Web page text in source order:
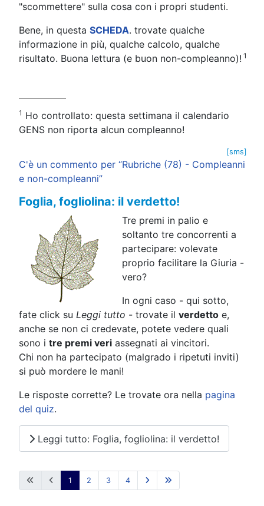
"scommettere" sulla cosa con i propri studenti.
Bene, in questa SCHEDA. trovate qualche
informazione in più, qualche calcolo, qualche
risultato. Buona lettura (e buon non-compleanno)! 1
1 Ho controllato: questa settimana il calendario
GENS non riporta alcun compleanno!
[sms]
C'è un commento per “Rubriche (78) - Compleanni
e non-compleanni”
Foglia, fogliolina: il verdetto!
Tre premi in palio e
soltanto tre concorrenti a
partecipare: volevate
proprio facilitare la Giuria -
vero?
In ogni caso - qui sotto,
fate click su Leggi tutto - trovate il verdetto e,
anche se non ci credevate, potete vedere quali
sono i tre premi veri assegnati ai vincitori.
Chi non ha partecipato (malgrado i ripetuti inviti)
si può mordere le mani!
Le risposte corrette? Le trovate ora nella pagina
del quiz.
Leggi tutto: Foglia, fogliolina: il verdetto!
1 2 3 4